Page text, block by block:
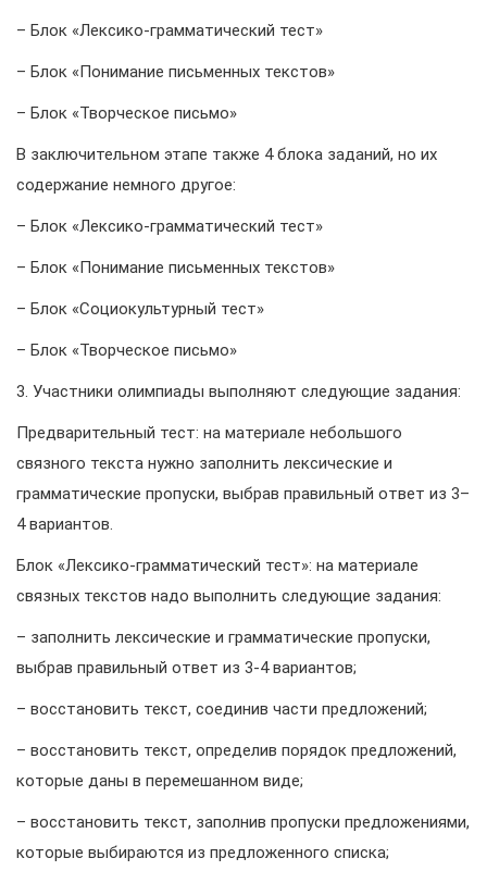
– Блок «Лексико-грамматический тест»
– Блок «Понимание письменных текстов»
– Блок «Творческое письмо»
В заключительном этапе также 4 блока заданий, но их
содержание немного другое:
– Блок «Лексико-грамматический тест»
– Блок «Понимание письменных текстов»
– Блок «Социокультурный тест»
– Блок «Творческое письмо»
3. Участники олимпиады выполняют следующие задания:
Предварительный тест: на материале небольшого
связного текста нужно заполнить лексические и
грамматические пропуски, выбрав правильный ответ из 3–
4 вариантов.
Блок «Лексико-грамматический тест»: на материале
связных текстов надо выполнить следующие задания:
– заполнить лексические и грамматические пропуски,
выбрав правильный ответ из 3-4 вариантов;
– восстановить текст, соединив части предложений;
– восстановить текст, определив порядок предложений,
которые даны в перемешанном виде;
– восстановить текст, заполнив пропуски предложениями,
которые выбираются из предложенного списка;